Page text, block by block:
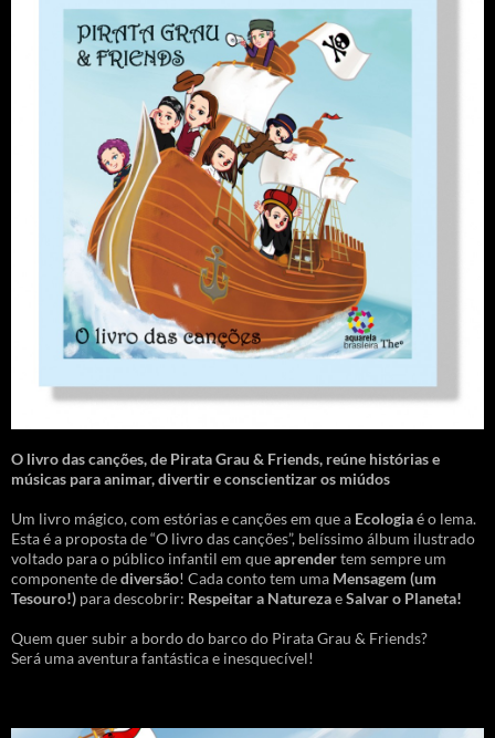
O livro das canções,de Pirata Grau & Friends, reúne histórias e
músicas para animar, divertir e conscientizar os miúdos
Um livro mágico, com estórias e canções em que a Ecologiaé o lema.
Esta é a proposta de “O livro das canções”, belíssimo álbum ilustrado
voltado para o público infantil em queaprendertem sempre um
componente dediversão! Cada conto tem uma Mensagem (um
Tesouro!) para descobrir: Respeitar a NaturezaeSalvar o Planeta!
Quem quer subir a bordo do barco do Pirata Grau & Friends?
Será uma aventura fantástica e inesquecível!